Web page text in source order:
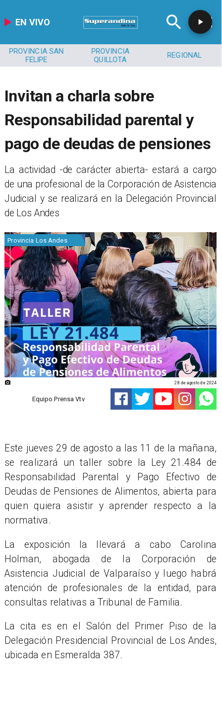
EN VIVO
PROVINCIA SAN
FELIPE
PROVINCIA
QUILLOTA
REGIONAL
Invitan a charla sobre
Responsabilidad parental y
pago de deudas de pensiones
​​La actividad -de carácter abierta- estará a cargo
de una profesional de la Corporación de Asistencia
Judicial y se realizará en la Delegación Provincial
de Los Andes
Provincia Los Andes
Equipo Prensa Vtv
28 de agosto de 2024
Este jueves 29 de agosto a las 11 de la mañana,
se realizará un taller sobre la Ley 21.484 de
Responsabilidad Parental y Pago Efectivo de
Deudas de Pensiones de Alimentos, abierta para
quien quiera asistir y aprender respecto a la
normativa.
La exposición la llevará a cabo Carolina
Holman, abogada de la Corporación de
Asistencia Judicial de Valparaíso y luego habrá
atención de profesionales de la entidad, para
consultas relativas a Tribunal de Familia.
La cita es en el Salón del Primer Piso de la
Delegación Presidencial Provincial de Los Andes,
ubicada en Esmeralda 387.